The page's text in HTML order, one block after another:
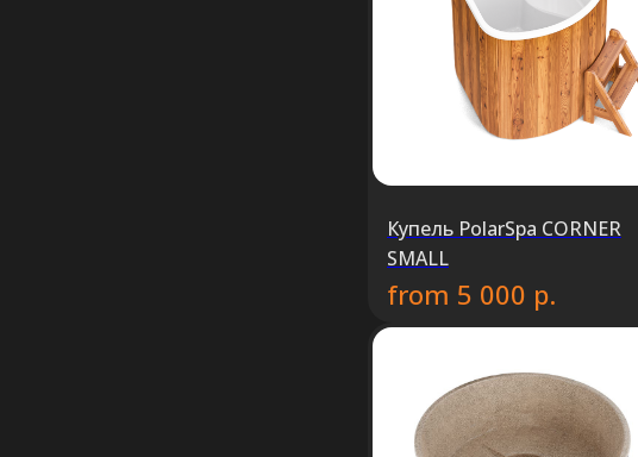
Купель PolarSpa CORNER
SMALL
from 5 000 р.